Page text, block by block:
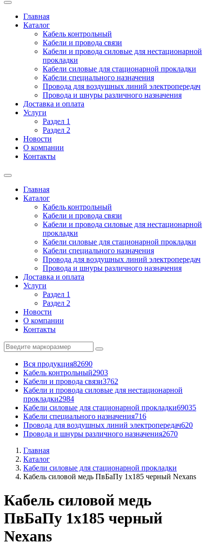
Главная
Каталог
Кабель контрольный
Кабели и провода связи
Кабели и провода силовые для нестационарной
прокладки
Кабели силовые для стационарной прокладки
Кабели специального назначения
Провода для воздушных линий электропередач
Провода и шнуры различного назначения
Доставка и оплата
Услуги
Раздел 1
Раздел 2
Новости
О компании
Контакты
Главная
Каталог
Кабель контрольный
Кабели и провода связи
Кабели и провода силовые для нестационарной
прокладки
Кабели силовые для стационарной прокладки
Кабели специального назначения
Провода для воздушных линий электропередач
Провода и шнуры различного назначения
Доставка и оплата
Услуги
Раздел 1
Раздел 2
Новости
О компании
Контакты
Вся продукция82690
Кабель контрольный2903
Кабели и провода связи3762
Кабели и провода силовые для нестационарной
прокладки2984
Кабели силовые для стационарной прокладки69035
Кабели специального назначения716
Провода для воздушных линий электропередач620
Провода и шнуры различного назначения2670
Главная
Каталог
Кабели силовые для стационарной прокладки
Кабель силовой медь ПвБаПу 1x185 черный Nexans
Кабель силовой медь
ПвБаПу 1x185 черный
Nexans